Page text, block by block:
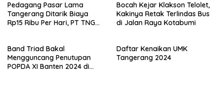
Pedagang Pasar Lama
Tangerang Ditarik Biaya
Rp15 Ribu Per Hari, PT TNG
Bocah Kejar Klakson Telolet,
Kakinya Retak Terlindas Bus
di Jalan Raya Kotabumi
Band Triad Bakal
Mengguncang Penutupan
POPDA XI Banten 2024 di
Daftar Kenaikan UMK
Tangerang 2024